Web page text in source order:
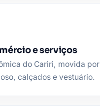
e serviços
do Cariri, movida por
calçados e vestuário.